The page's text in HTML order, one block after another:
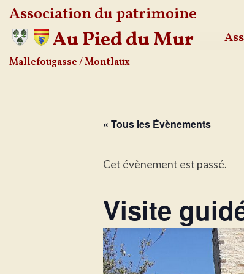
Aller
Association du patrimoine
Au Pied du Mur
Mallefougasse / Montlaux
« Tous les Évènements
Cet évènement est passé.
Visite